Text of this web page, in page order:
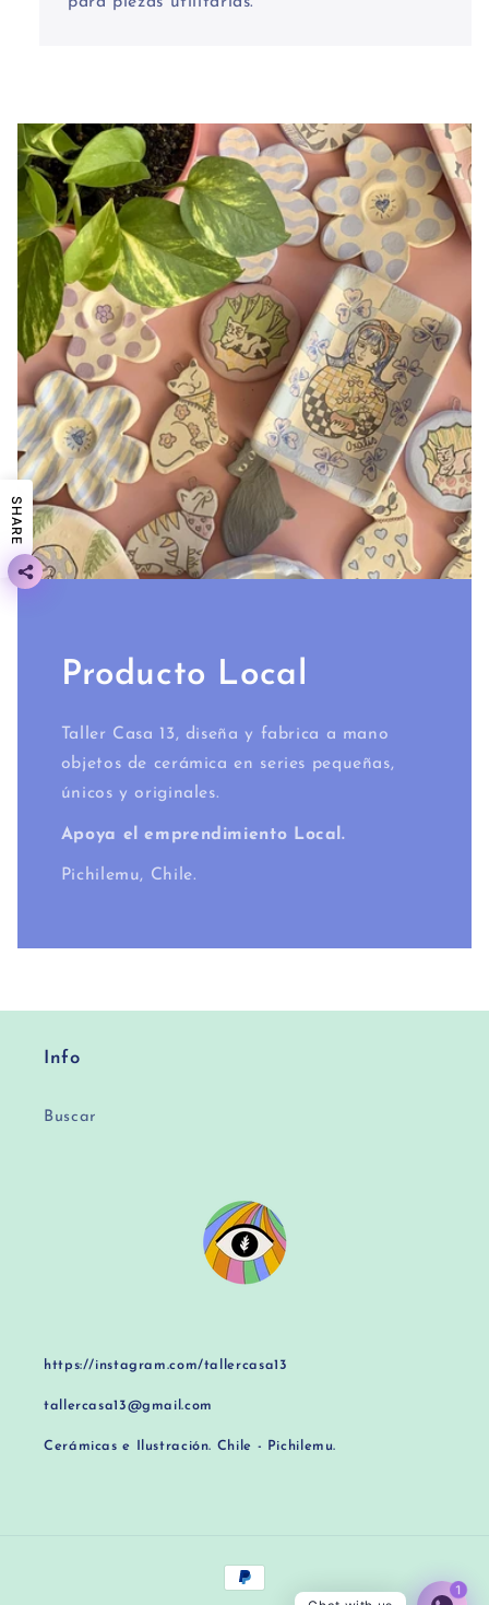
Producto Local
Taller Casa 13, diseña y fabrica a mano
objetos de cerámica en series pequeñas,
únicos y originales.
Apoya el emprendimiento Local.
Pichilemu, Chile.
Info
Buscar
https://instagram.com/tallercasa13
tallercasa13@gmail.com
Cerámicas e Ilustración. Chile - Pichilemu.
Formas
SHARE